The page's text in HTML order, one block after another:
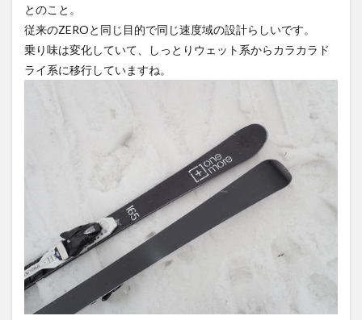
とのこと。
従来のZEROと同じ目的で同じ速度域の設計らしいです。
乗り味は変化していて、しっとりウェット系からカラカラド
ライ系に移行していますね。